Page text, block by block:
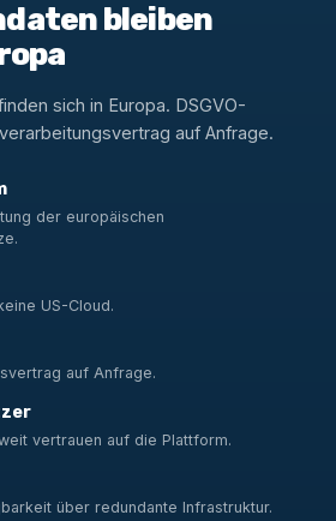
bleiben
sich in Europa. DSGVO-
auf Anfrage.
der europäischen
US-Cloud.
auf Anfrage.
vertrauen auf die Plattform.
über redundante Infrastruktur.